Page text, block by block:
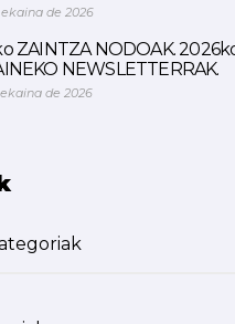
ekaina de 2026
ZAINTZA NODOAK.
NEWSLETTERRAK.
de 2026